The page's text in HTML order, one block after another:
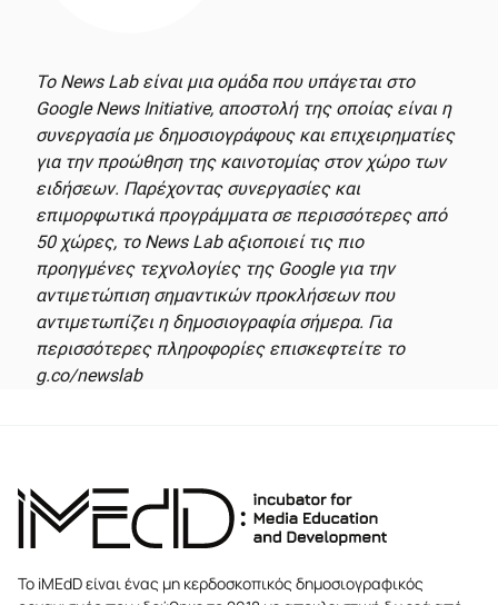
Το News Lab είναι μια ομάδα που υπάγεται στο
Google News Initiative, αποστολή της οποίας είναι η
συνεργασία με δημοσιογράφους και επιχειρηματίες
για την προώθηση της καινοτομίας στον χώρο των
ειδήσεων. Παρέχοντας συνεργασίες και
επιμορφωτικά προγράμματα σε περισσότερες από
50 χώρες, το News Lab αξιοποιεί τις πιο
προηγμένες τεχνολογίες της Google για την
αντιμετώπιση σημαντικών προκλήσεων που
αντιμετωπίζει η δημοσιογραφία σήμερα. Για
περισσότερες πληροφορίες επισκεφτείτε το
g.co/newslab
Το iMEdD είναι ένας μη κερδοσκοπικός δημοσιογραφικός